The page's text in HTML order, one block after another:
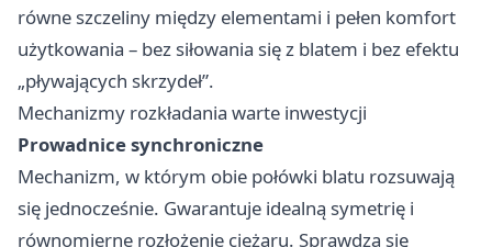
równe szczeliny między elementami i pełen komfort
użytkowania – bez siłowania się z blatem i bez efektu
„pływających skrzydeł”.
Mechanizmy rozkładania warte inwestycji
Prowadnice synchroniczne
Mechanizm, w którym obie połówki blatu rozsuwają
się jednocześnie. Gwarantuje idealną symetrię i
równomierne rozłożenie ciężaru. Sprawdza się